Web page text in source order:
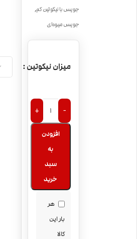
جویس با نیکوتین کم,
جویس میوه‌ای
میزان نیکوتین
-
+
افزودن
به
سبد
خرید
هر
بار این
کالا